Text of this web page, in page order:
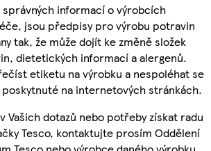
informací o výrobcích
jsou předpisy pro výrobu potravin
tak, že může dojít ke změně složek
dietetických informací a alergenů.
etiketu na výrobku a nespoléhat se
na internetových stránkách.
Vašich dotazů nebo potřeby získat radu
Tesco, kontaktujte prosím Oddělení